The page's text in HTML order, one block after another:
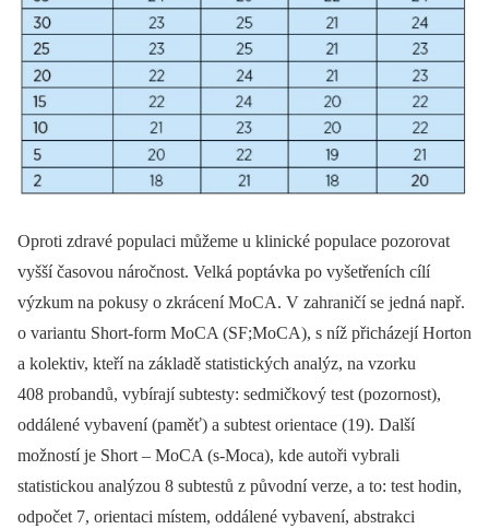
Oproti zdravé populaci můžeme u klinické populace pozorovat
vyšší časovou náročnost. Velká poptávka po vyšetřeních cílí
výzkum na pokusy o zkrácení MoCA. V zahraničí se jedná např.
o variantu Short-form MoCA (SF;MoCA), s níž přicházejí Horton
a kolektiv, kteří na základě statistických analýz, na vzorku
408 probandů, vybírají subtesty: sedmičkový test (pozornost),
oddálené vybavení (paměť) a subtest orientace (19). Další
možností je Short –⁠ MoCA (s-Moca), kde autoři vybrali
statistickou analýzou 8 subtestů z původní verze, a to: test hodin,
odpočet 7, orientaci místem, oddálené vybavení, abstrakci